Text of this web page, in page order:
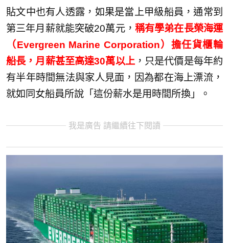
貼文中也有人透露，如果是當上甲級船員，通常到
第三年月薪就能突破20萬元， 稱有學弟在長榮海運
（Evergreen Marine Corporation）擔任貨櫃輪
船長，月薪甚至高達30萬以上，只是代價是每年約
有半年時間無法與家人見面，因為都在海上漂流，
就如同女船員所說「這份薪水是用時間所換」。
我是廣告 請繼續往下閱讀